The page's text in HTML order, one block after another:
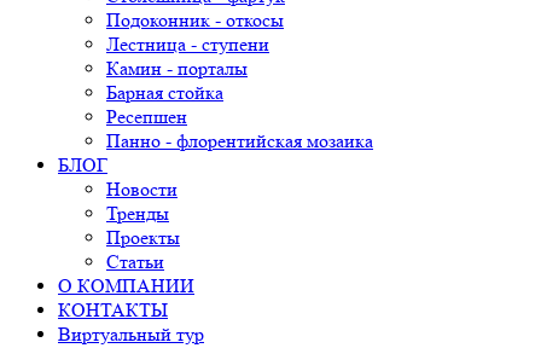
Подоконник - откосы
Лестница - ступени
Камин - порталы
Барная стойка
Ресепшен
Панно - флорентийская мозаика
БЛОГ
Новости
Тренды
Проекты
Статьи
О КОМПАНИИ
КОНТАКТЫ
Виртуальный тур